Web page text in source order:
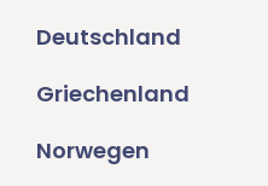
Deutschland
Griechenland
Norwegen